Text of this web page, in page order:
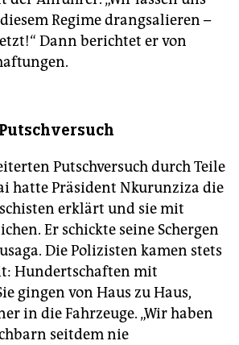
Regime drangsalieren –
Dann berichtet er von
Putschversuch durch Teile
hatte Präsident Nkurunziza die
erklärt und sie mit
Er schickte seine Schergen
Die Polizisten kamen stets
Hundertschaften mit
gingen von Haus zu Haus,
in die Fahrzeuge. „Wir haben
seitdem nie